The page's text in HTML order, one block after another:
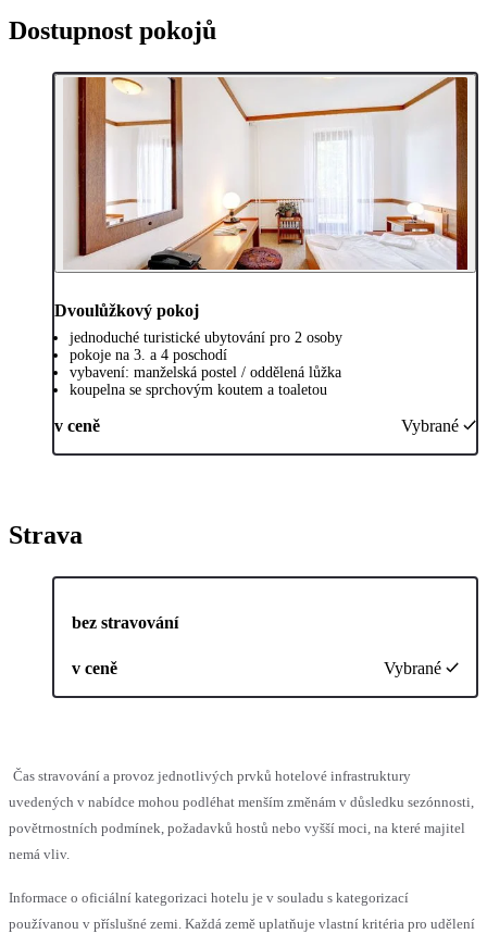
Dostupnost pokojů
Dvoulůžkový pokoj
jednoduché turistické ubytování pro 2 osoby
pokoje na 3. a 4 poschodí
vybavení: manželská postel / oddělená lůžka
koupelna se sprchovým koutem a toaletou
v ceně Vybrané
Strava
bez stravování
v ceně Vybrané
Čas stravování a provoz jednotlivých prvků hotelové infrastruktury
uvedených v nabídce mohou podléhat menším změnám v důsledku sezónnosti,
povětrnostních podmínek, požadavků hostů nebo vyšší moci, na které majitel
nemá vliv.
Informace o oficiální kategorizaci hotelu je v souladu s kategorizací
používanou v příslušné zemi. Každá země uplatňuje vlastní kritéria pro udělení